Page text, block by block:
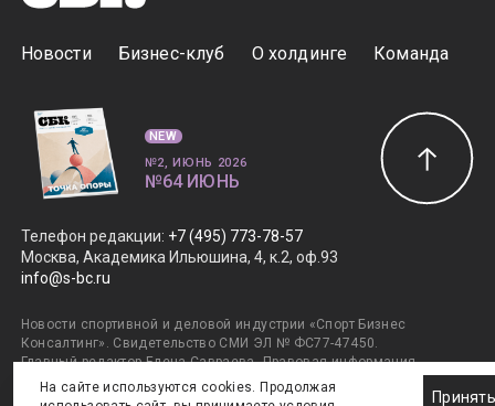
Новости Бизнес-клуб О холдинге Команда
Телефон редакции: +7 (495) 773-78-57
Москва, Академика Ильюшина, 4, к.2, оф.93
info@s-bc.ru
Новости спортивной и деловой индустрии «Спорт Бизнес
Консалтинг». Свидетельство СМИ ЭЛ № ФС77-47450.
Главный редактор Елена Савраева.Правовая информация.
Дизайн SportNoise. Разработка v2:Андрей Загоруйко,
v1:Евгений Горяев. © ООО ИД «ГлобалМедиа». +16. Все права
NEW
№2, ИЮНЬ 2026
№64 ИЮНЬ
На сайте используются cookies. Продолжая
Принять